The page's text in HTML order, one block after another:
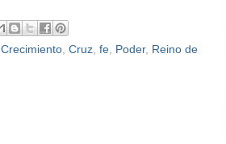
Crecimiento Cruz fe Poder, Reino de